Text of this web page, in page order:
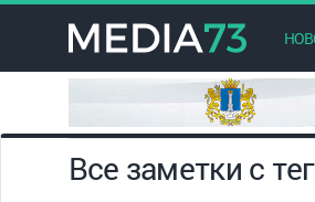
Все заметки с